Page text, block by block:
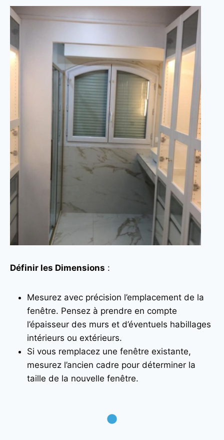
Définir les Dimensions :
Mesurez avec précision l’emplacement de la
fenêtre. Pensez à prendre en compte
l’épaisseur des murs et d’éventuels habillages
intérieurs ou extérieurs.
Si vous remplacez une fenêtre existante,
mesurez l’ancien cadre pour déterminer la
taille de la nouvelle fenêtre.